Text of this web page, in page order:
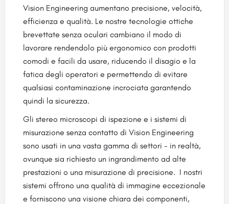
Vision Engineering aumentano precisione, velocità,
efficienza e qualità. Le nostre tecnologie ottiche
brevettate senza oculari cambiano il modo di
lavorare rendendolo più ergonomico con prodotti
comodi e facili da usare, riducendo il disagio e la
fatica degli operatori e permettendo di evitare
qualsiasi contaminazione incrociata garantendo
quindi la sicurezza.
Gli stereo microscopi di ispezione e i sistemi di
misurazione senza contatto di Vision Engineering
sono usati in una vasta gamma di settori - in realtà,
ovunque sia richiesto un ingrandimento ad alte
prestazioni o una misurazione di precisione. I nostri
sistemi offrono una qualità di immagine eccezionale
e forniscono una visione chiara dei componenti,